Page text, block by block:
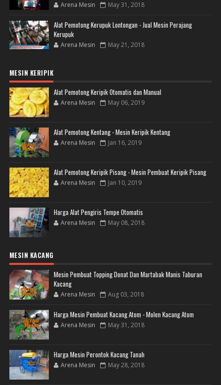
Arena Mesin May 31, 2018
Alat Pemotong Kerupuk Lontongan - Jual Mesin Perajang
Kerupuk
Arena Mesin May 21, 2018
MESIN KERIPIK
Alat Pemotong Keripik Otomatis dan Manual
Arena Mesin May 06, 2019
Alat Pemotong Kentang - Mesin Keripik Kentang
Arena Mesin Jan 16, 2019
Alat Pemotong Keripik Pisang - Mesin Pembuat Keripik Pisang
Arena Mesin Jan 10, 2019
Harga Alat Pengiris Tempe Otomatis
Arena Mesin May 08, 2018
MESIN KACANG
Mesin Pembuat Topping Donat Dan Martabak Manis Taburan
Kacang
Arena Mesin Aug 03, 2018
Harga Mesin Pembuat Kacang Atom - Molen Kacang Atom
Arena Mesin May 31, 2018
Harga Mesin Perontok Kacang Tanah
Arena Mesin May 28, 2018